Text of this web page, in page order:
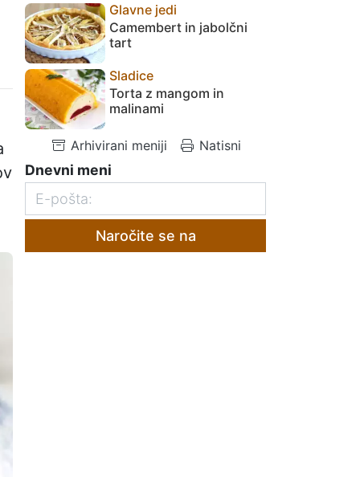
Glavne jedi
Camembert in jabolčni
tart
Sladice
Torta z mangom in
malinami
Arhivirani meniji Natisni
Dnevni meni
Naročite se na